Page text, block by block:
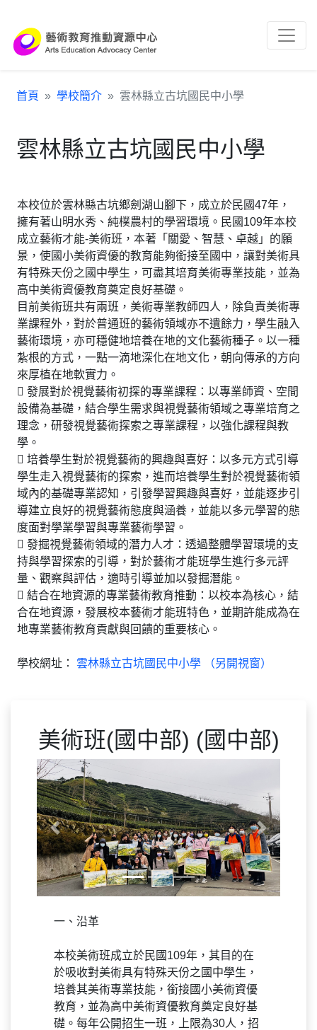
首頁 學校簡介 雲林縣立古坑國民中小學
雲林縣立古坑國民中小學
本校位於雲林縣古坑鄉劍湖山腳下，成立於民國47年，
擁有著山明水秀、純樸農村的學習環境。民國109年本校
成立藝術才能-美術班，本著「關愛、智慧、卓越」的願
景，使國小美術資優的教育能夠銜接至國中，讓對美術具
有特殊天份之國中學生，可盡其培育美術專業技能，並為
高中美術資優教育奠定良好基礎。
目前美術班共有兩班，美術專業教師四人，除負責美術專
業課程外，對於普通班的藝術領域亦不遺餘力，學生融入
藝術環境，亦可穩健地培養在地的文化藝術種子。以一種
紮根的方式，一點一滴地深化在地文化，朝向傳承的方向
來厚植在地軟實力。
 發展對於視覺藝術初探的專業課程：以專業師資、空間
設備為基礎，結合學生需求與視覺藝術領域之專業培育之
理念，研發視覺藝術探索之專業課程，以強化課程與教
學。
 培養學生對於視覺藝術的興趣與喜好：以多元方式引導
學生走入視覺藝術的探索，進而培養學生對於視覺藝術領
域內的基礎專業認知，引發學習興趣與喜好，並能逐步引
導建立良好的視覺藝術態度與涵養，並能以多元學習的態
度面對學業學習與專業藝術學習。
 發掘視覺藝術領域的潛力人才：透過整體學習環境的支
持與學習探索的引導，對於藝術才能班學生進行多元評
量、觀察與評估，適時引導並加以發掘潛能。
 結合在地資源的專業藝術教育推動：以校本為核心，結
合在地資源，發展校本藝術才能班特色，並期許能成為在
地專業藝術教育貢獻與回饋的重要核心。
學校網址： 雲林縣立古坑國民中小學 （另開視窗）
美術班(國中部) (國中部)
Previous Next
一、沿革
本校美術班成立於民國109年，其目的在
於吸收對美術具有特殊天份之國中學生，
培養其美術專業技能，銜接國小美術資優
教育，並為高中美術資優教育奠定良好基
礎。每年公開招生一班，上限為30人，招